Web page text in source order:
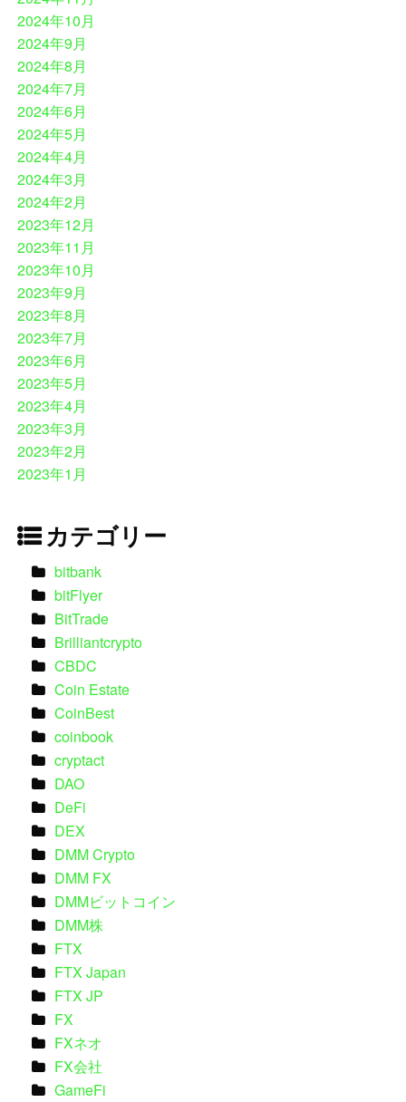
2024年10月
2024年9月
2024年8月
2024年7月
2024年6月
2024年5月
2024年4月
2024年3月
2024年2月
2023年12月
2023年11月
2023年10月
2023年9月
2023年8月
2023年7月
2023年6月
2023年5月
2023年4月
2023年3月
2023年2月
2023年1月
カテゴリー
bitbank
bitFlyer
BitTrade
Brilliantcrypto
CBDC
Coin Estate
CoinBest
coinbook
cryptact
DAO
DeFi
DEX
DMM Crypto
DMM FX
DMMビットコイン
DMM株
FTX
FTX Japan
FTX JP
FX
FXネオ
FX会社
GameFi